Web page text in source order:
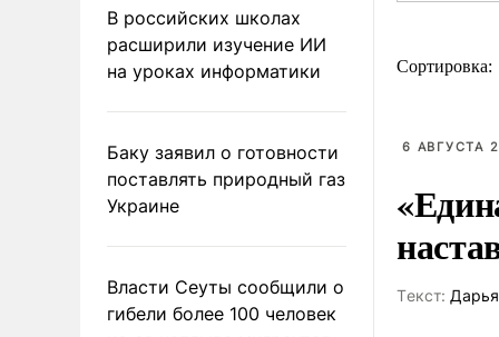
В российских школах
расширили изучение ИИ
на уроках информатики
Баку заявил о готовности
поставлять природный газ
Украине
Власти Сеуты сообщили о
гибели более 100 человек
Сортировка:
6 АВГУСТА
Tекст: